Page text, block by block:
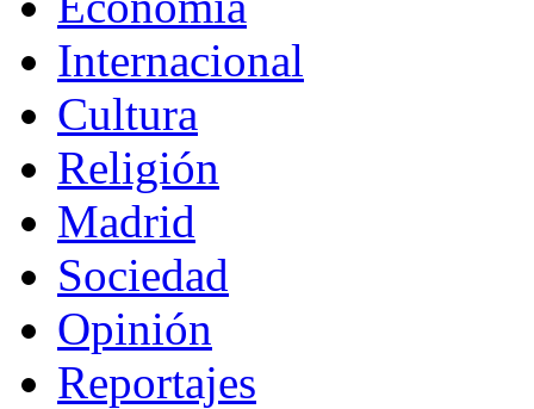
Internacional
Cultura
Religión
Madrid
Sociedad
Opinión
Reportajes